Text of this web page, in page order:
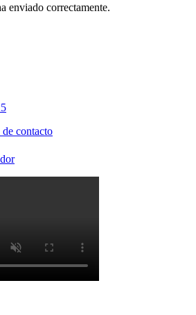
enviado correctamente.
contacto